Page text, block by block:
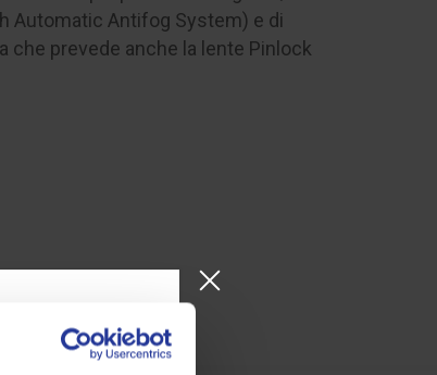
Automatic Antifog System) e di
che prevede anche la lente Pinlock